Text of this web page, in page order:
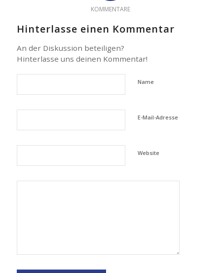
KOMMENTARE
Hinterlasse einen Kommentar
An der Diskussion beteiligen?
Hinterlasse uns deinen Kommentar!
Name
E-Mail-Adresse
Website